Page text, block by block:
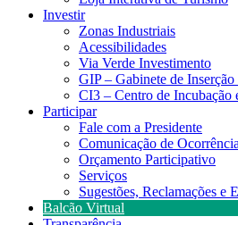
Investir
Zonas Industriais
Acessibilidades
Via Verde Investimento
GIP – Gabinete de
CI3 – Centro de Incubação
Participar
Fale com a Presidente
Comunicação de
Orçamento Participativo
Serviços
Sugestões, Reclamações e
Balcão Virtual